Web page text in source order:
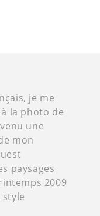
je me
la photo de
une
mon
paysages
2009